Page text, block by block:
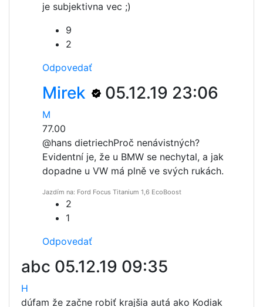
je subjektivna vec ;)
9
2
Odpovedať
Mirek 05.12.19 23:06
M
77.00
@hans dietriechProč nenávistných?
Evidentní je, že u BMW se nechytal, a jak
dopadne u VW má plně ve svých rukách.
Jazdím na: Ford Focus Titanium 1,6 EcoBoost
2
1
Odpovedať
abc 05.12.19 09:35
H
dúfam že začne robiť krajšia autá ako Kodiak